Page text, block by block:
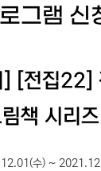
그램 신
] [전집22]
책 시리
수) ~